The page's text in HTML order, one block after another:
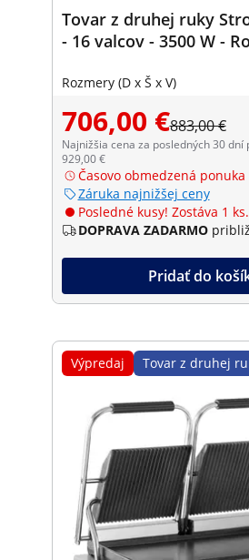
Tovar z druhej ruky
- 16 valcov - 3500 W -
Rozmery (D x Š x V)
706,00 €883,00 €
Najnižšia cena za posledných 30 dní
929,00 €
Časovo obmedzená ponuka
Záruka najnižšej ceny
Posledné kusy! Zostáva 1 ks.
DOPRAVA ZADARMO
Pridať do
Výpredaj Tovar z druhej